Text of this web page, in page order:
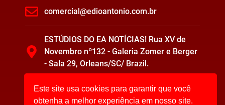
comercial@edioantonio.com.br
ESTÚDIOS DO EA NOTÍCIAS! Rua XV de
Novembro nº132 - Galeria Zomer e Berger
- Sala 29, Orleans/SC/ Brazil.
Este site usa cookies para garantir que você
obtenha a melhor experiência em nosso site.